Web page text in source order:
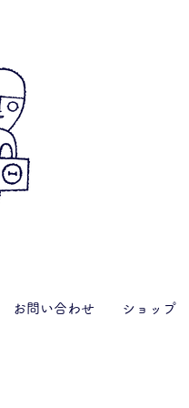
お問い合わせ ショップ